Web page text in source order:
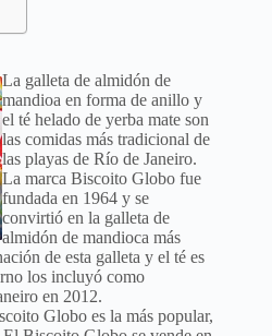
La galleta de almidón de
mandioa en forma de anillo y
el té helado de yerba mate son
las comidas más tradicional de
las playas de Río de Janeiro.
La marca Biscoito Globo fue
fundada en 1964 y se
convirtió en la galleta de
almidón de mandioca más
de esta galleta y el té es
los incluyó como
en 2012.
Globo es la más popular,